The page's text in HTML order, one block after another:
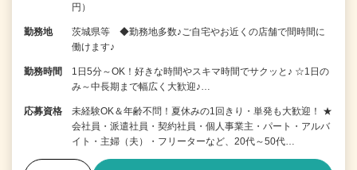
円）
勤務地
茨城県等 ◆勤務地多数♪ご自宅やお近くの店舗で間時間に
働けます♪
勤務時間
1日5分～OK！好きな時間やスキマ時間でサクッと♪ ☆1日の
み～中長期まで幅広く大歓迎♪…
応募資格
未経験OK＆年齢不問！夏休みの1回きり・単発も大歓迎！ ★
会社員・派遣社員・契約社員・個人事業主・パート・アルバ
イト・主婦（夫）・フリーターなど、20代～50代…